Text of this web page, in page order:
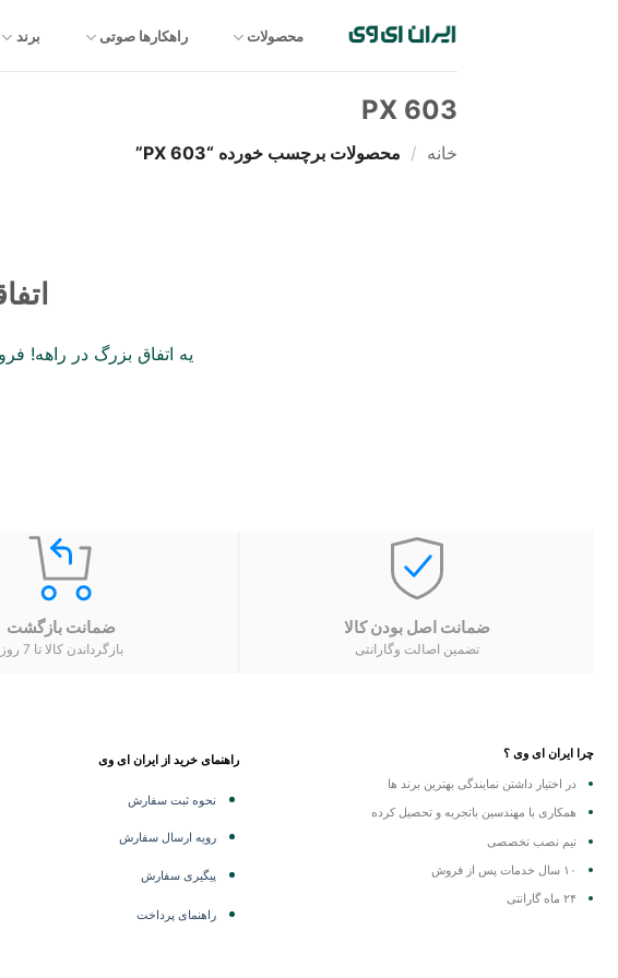
محصولات راهکارها صوتی برند
PX 603
خانه / محصولات برچسب خورده “PX 603”
یه اتفاق بزرگ در راهه!
ضمانت اصل بودن کالا
تضمین اصالت وگارانتی
ضمانت بازگشت
بازگرداندن کالا تا 7 روز
چرا ایران ای وی ؟
در اختیار داشتن نمایندگی بهترین برند ها
همکاری با مهندسین باتجربه و تحصیل کرده
تیم نصب تخصصی
۱۰ سال خدمات پس از فروش
۲۴ ماه گارانتی
راهنمای خرید از ایران ای وی
نحوه ثبت سفارش
رویه ارسال سفارش
پیگیری سفارش
راهنمای پرداخت